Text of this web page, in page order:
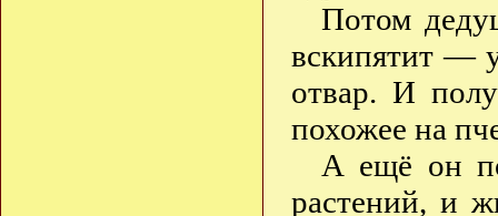
Потом
вскипятит —
отвар. И
похожее на
А ещё он
растений, и